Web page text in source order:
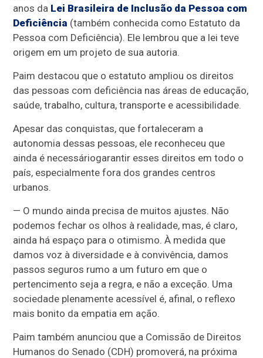
anos da Lei Brasileira de Inclusão da Pessoa com
Deficiência (também conhecida como Estatuto da
Pessoa com Deficiência). Ele lembrou que a lei teve
origem em um projeto de sua autoria.
Paim destacou que o estatuto ampliou os direitos
das pessoas com deficiência nas áreas de educação,
saúde, trabalho, cultura, transporte e acessibilidade.
Apesar das conquistas, que fortaleceram a
autonomia dessas pessoas, ele reconheceu que
ainda é necessáriogarantir esses direitos em todo o
país, especialmente fora dos grandes centros
urbanos.
— O mundo ainda precisa de muitos ajustes. Não
podemos fechar os olhos à realidade, mas, é claro,
ainda há espaço para o otimismo. À medida que
damos voz à diversidade e à convivência, damos
passos seguros rumo a um futuro em que o
pertencimento seja a regra, e não a exceção. Uma
sociedade plenamente acessível é, afinal, o reflexo
mais bonito da empatia em ação.
Paim também anunciou que a Comissão de Direitos
Humanos do Senado (CDH) promoverá, na próxima